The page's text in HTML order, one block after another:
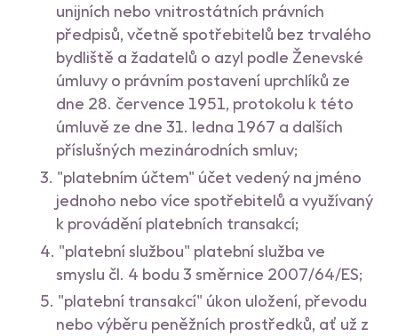
unijních nebo vnitrostátních právních
předpisů, včetně spotřebitelů bez trvalého
bydliště a žadatelů o azyl podle Ženevské
úmluvy o právním postavení uprchlíků ze
dne 28. července 1951, protokolu k této
úmluvě ze dne 31. ledna 1967 a dalších
příslušných mezinárodních smluv;
"platebním účtem" účet vedený na jméno
jednoho nebo více spotřebitelů a využívaný
k provádění platebních transakcí;
"platební službou" platební služba ve
smyslu čl. 4 bodu 3 směrnice 2007/64/ES;
"platební transakcí" úkon uložení, převodu
nebo výběru peněžních prostředků, ať už z